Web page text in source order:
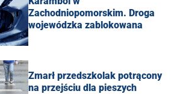
Zachodniopomorskim. Droga
wojewódzka zablokowana
Zmarł przedszkolak potrącony
na przejściu dla pieszych